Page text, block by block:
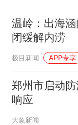
温岭：出海涵
闭缓解内涝
极目新闻 APP专享
郑州市启动
响应
大象新闻